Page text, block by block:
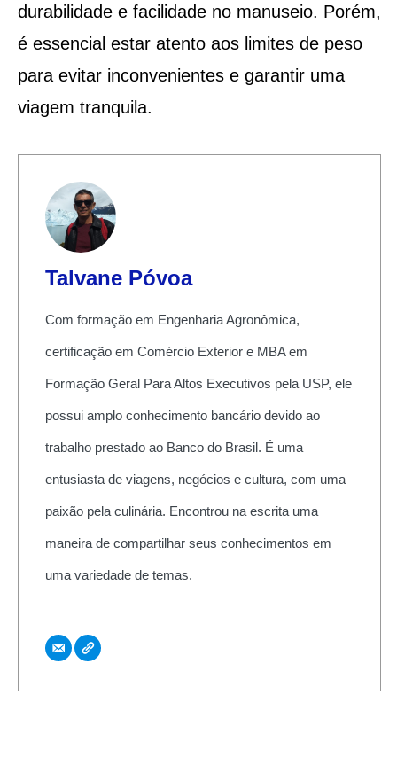
durabilidade e facilidade no manuseio. Porém,
é essencial estar atento aos limites de peso
para evitar inconvenientes e garantir uma
viagem tranquila.
Talvane Póvoa
Com formação em Engenharia Agronômica,
certificação em Comércio Exterior e MBA em
Formação Geral Para Altos Executivos pela USP, ele
possui amplo conhecimento bancário devido ao
trabalho prestado ao Banco do Brasil. É uma
entusiasta de viagens, negócios e cultura, com uma
paixão pela culinária. Encontrou na escrita uma
maneira de compartilhar seus conhecimentos em
uma variedade de temas.